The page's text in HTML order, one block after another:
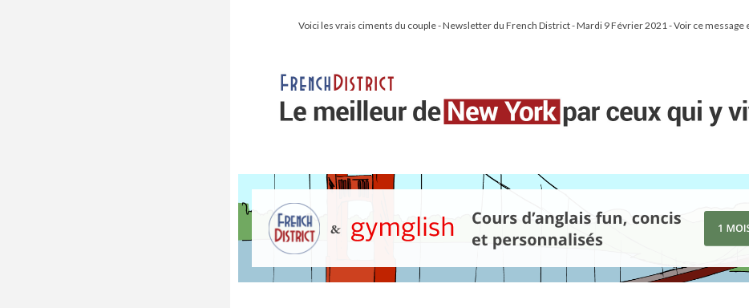
Voici les vrais ciments du couple - Newsletter du French District - Mardi 9 Février 2021 - Voir ce message